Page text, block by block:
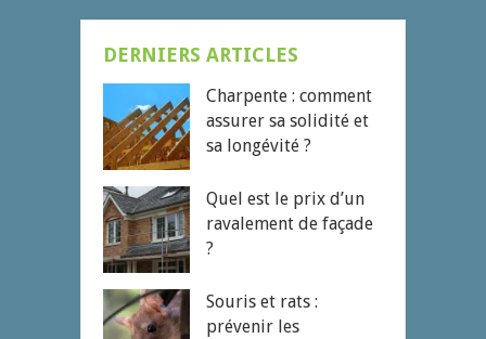
DERNIERS ARTICLES
Charpente : comment
assurer sa solidité et
sa longévité ?
Quel est le prix d’un
ravalement de façade
?
Souris et rats :
prévenir les